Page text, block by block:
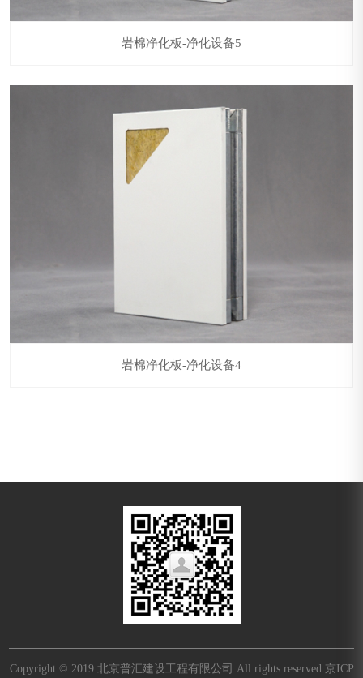
岩棉净化板-净化设备5
岩棉净化板-净化设备4
Copyright © 2019 北京普汇建设工程有限公司 All rights reserved 京ICP